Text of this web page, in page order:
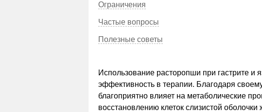
Ограничения
Частые вопросы
Полезные советы
Использование расторопши при гастрите и
эффективность в терапии. Благодаря
благоприятно влияет на метаболические
восстановлению клеток слизистой